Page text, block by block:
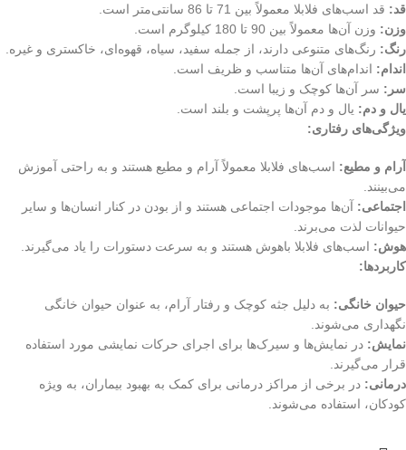
قد: قد اسب‌های فلابلا معمولاً بین 71 تا 86 سانتی‌متر است.
وزن: وزن آن‌ها معمولاً بین 90 تا 180 کیلوگرم است.
رنگ: رنگ‌های متنوعی دارند، از جمله سفید، سیاه، قهوه‌ای، خاکستری و غیره.
اندام: اندام‌های آن‌ها متناسب و ظریف است.
سر: سر آن‌ها کوچک و زیبا است.
یال و دم: یال و دم آن‌ها پرپشت و بلند است.
ویژگی‌های رفتاری:
آرام و مطیع: اسب‌های فلابلا معمولاً آرام و مطیع هستند و به راحتی آموزش
می‌بینند.
اجتماعی: آن‌ها موجودات اجتماعی هستند و از بودن در کنار انسان‌ها و سایر
حیوانات لذت می‌برند.
هوش: اسب‌های فلابلا باهوش هستند و به سرعت دستورات را یاد می‌گیرند.
کاربردها:
حیوان خانگی: به دلیل جثه کوچک و رفتار آرام، به عنوان حیوان خانگی
نگهداری می‌شوند.
نمایش: در نمایش‌ها و سیرک‌ها برای اجرای حرکات نمایشی مورد استفاده
قرار می‌گیرند.
درمانی: در برخی از مراکز درمانی برای کمک به بهبود بیماران، به ویژه
کودکان، استفاده می‌شوند.